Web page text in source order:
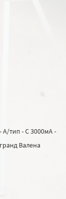
А/тип - C 3000мА -
Валена